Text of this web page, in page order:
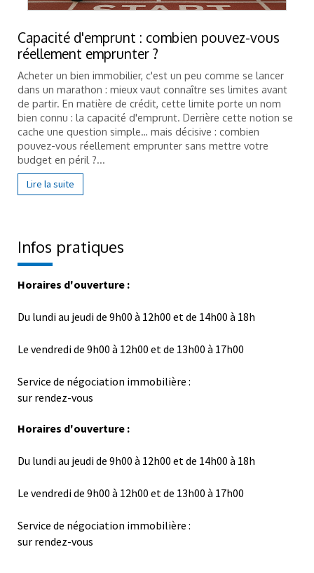
Capacité d'emprunt : combien pouvez-vous
réellement emprunter ?
Acheter un bien immobilier, c'est un peu comme se lancer
dans un marathon : mieux vaut connaître ses limites avant
de partir. En matière de crédit, cette limite porte un nom
bien connu : la capacité d'emprunt. Derrière cette notion se
cache une question simple… mais décisive : combien
pouvez-vous réellement emprunter sans mettre votre
budget en péril ?...
Lire la suite
Infos pratiques
Horaires d'ouverture :
Du lundi au jeudi de 9h00 à 12h00 et de 14h00 à 18h
Le vendredi de 9h00 à 12h00 et de 13h00 à 17h00
Service de négociation immobilière :
sur rendez-vous
Horaires d'ouverture :
Du lundi au jeudi de 9h00 à 12h00 et de 14h00 à 18h
Le vendredi de 9h00 à 12h00 et de 13h00 à 17h00
Service de négociation immobilière :
sur rendez-vous